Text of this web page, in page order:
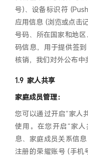
号)、设备标识符
应用信息 (浏览或点击
号码、所在国家和地
码信息，用于提供签
核销，我们对外公布中
家人共享
家庭成员管理：
您可以通过开启“家人
使用。在您开启“家
息、家庭成员关系信
注册的荣耀账号 (手机